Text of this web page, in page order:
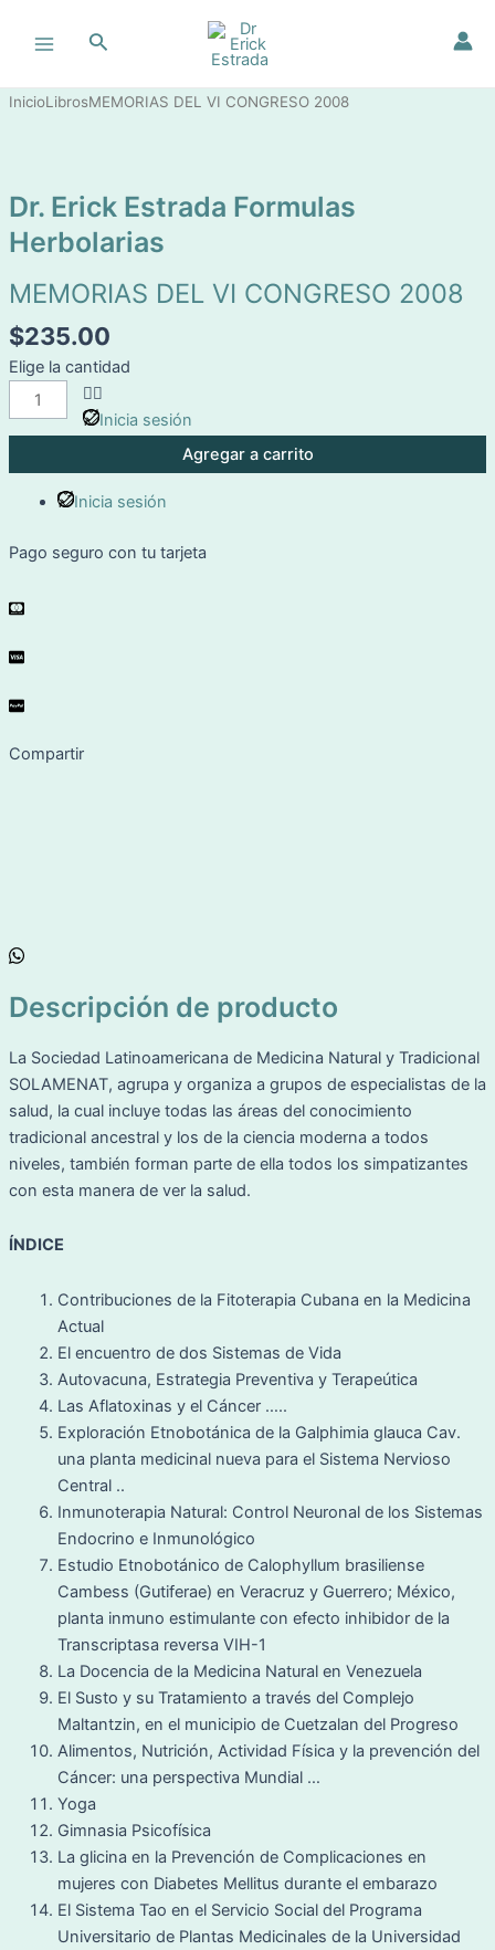
Menu
Buscar
InicioLibrosMEMORIAS DEL VI CONGRESO 2008
Dr. Erick Estrada Formulas
Herbolarias
MEMORIAS DEL VI CONGRESO 2008
$235.00
Elige la cantidad
MEMORIAS
2008
cantidad
Inicia sesión
Agregar a carrito
Inicia sesión
Pago seguro con tu tarjeta
Compartir
Descripción de producto
La Sociedad Latinoamericana de Medicina Natural y Tradicional
SOLAMENAT, agrupa y organiza a grupos de especialistas de la
salud, la cual incluye todas las áreas del conocimiento
tradicional ancestral y los de la ciencia moderna a todos
niveles, también forman parte de ella todos los simpatizantes
con esta manera de ver la salud.
ÍNDICE
Contribuciones de la Fitoterapia Cubana en la Medicina
Actual
El encuentro de dos Sistemas de Vida
Autovacuna, Estrategia Preventiva y Terapeútica
Las Aflatoxinas y el Cáncer …..
Exploración Etnobotánica de la Galphimia glauca Cav.
una planta medicinal nueva para el Sistema Nervioso
Central ..
Inmunoterapia Natural: Control Neuronal de los Sistemas
Endocrino e Inmunológico
Estudio Etnobotánico de Calophyllum brasiliense
Cambess (Gutiferae) en Veracruz y Guerrero; México,
planta inmuno estimulante con efecto inhibidor de la
Transcriptasa reversa VIH-1
La Docencia de la Medicina Natural en Venezuela
El Susto y su Tratamiento a través del Complejo
Maltantzin, en el municipio de Cuetzalan del Progreso
Alimentos, Nutrición, Actividad Física y la prevención del
Cáncer: una perspectiva Mundial …
Yoga
Gimnasia Psicofísica
La glicina en la Prevención de Complicaciones en
mujeres con Diabetes Mellitus durante el embarazo
El Sistema Tao en el Servicio Social del Programa
Universitario de Plantas Medicinales de la Universidad